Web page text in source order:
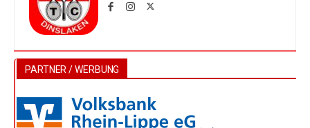
PARTNER / WERBUNG